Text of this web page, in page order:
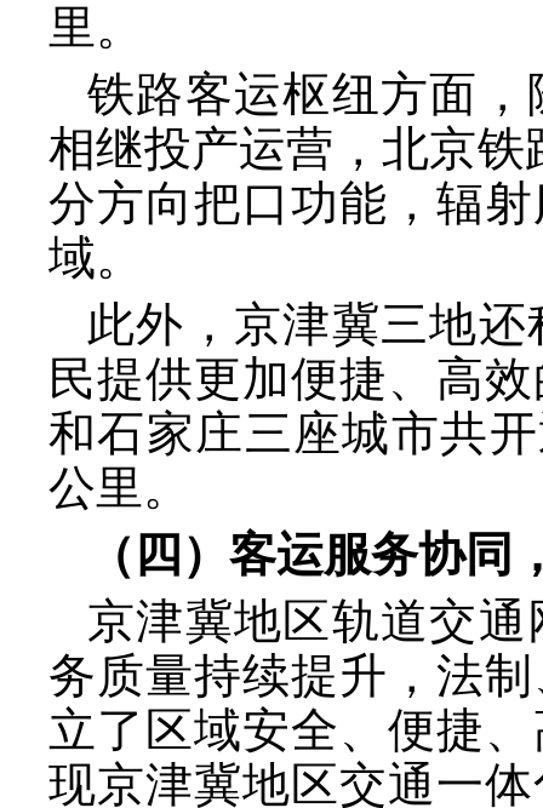
里。
铁路客运枢纽方面
相继投产运营，北京铁
分方向把口功能，辐
域。
此外，京津冀三地
民提供更加便捷、高
和石家庄三座城市共
公里。
（四）客运服务协同
京津冀地区轨道交
务质量持续提升，法
立了区域安全、便捷
现京津冀地区交通一